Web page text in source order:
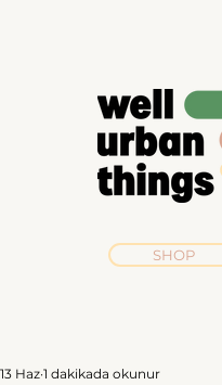
SHOP
13 Haz 1 dakikada okunur